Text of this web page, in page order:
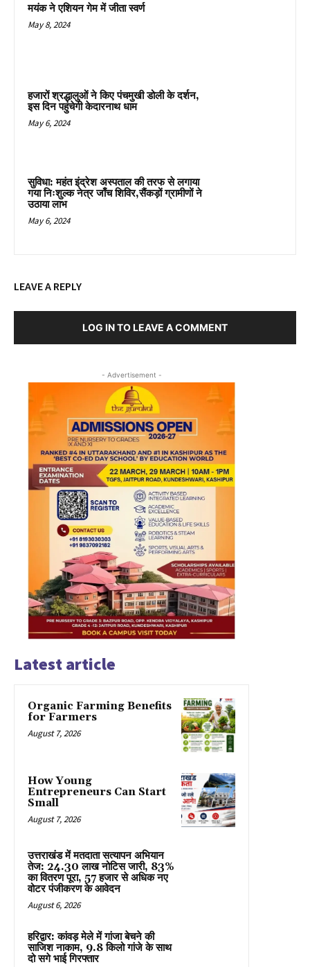
मयंक ने एशियन गेम में जीता स्वर्ण
May 8, 2024
हजारों श्रद्धालुओं ने किए पंचमुखी डोली के दर्शन,
इस दिन पहुंचेगी केदारनाथ धाम
May 6, 2024
सुविधा: महंत इंद्रेश अस्पताल की तरफ से लगाया
गया निःशुल्क नेत्र जाँच शिविर,सैंकड़ों ग्रामीणों ने
उठाया लाभ
May 6, 2024
LEAVE A REPLY
LOG IN TO LEAVE A COMMENT
- Advertisement -
Latest article
Organic Farming Benefits
for Farmers
August 7, 2026
How Young
Entrepreneurs Can Start
Small
August 7, 2026
उत्तराखंड में मतदाता सत्यापन अभियान
तेज: 24.30 लाख नोटिस जारी, 83%
का वितरण पूरा, 57 हजार से अधिक नए
वोटर पंजीकरण के आवेदन
August 6, 2026
हरिद्वार: कांवड़ मेले में गांजा बेचने की
साजिश नाकाम, 9.8 किलो गांजे के साथ
दो सगे भाई गिरफ्तार